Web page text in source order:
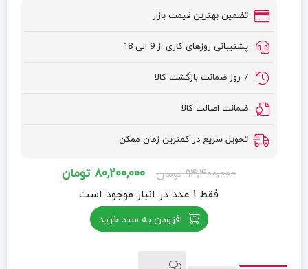
تضمین بهترین قیمت بازار
پشتیبانی روزهای کاری از 9 الی 18
7 روز ضمانت بازگشت کالا
ضمانت اصالت کالا
تحویل سریع در کمترین زمان ممکن
94,400,000 تومان
قیمت
اصلی:
94,400,000 تومان
بود.
80,200,000 تومانقیمت
فقط 1 عدد در انبار موجود است
افزودن به سبد خرید